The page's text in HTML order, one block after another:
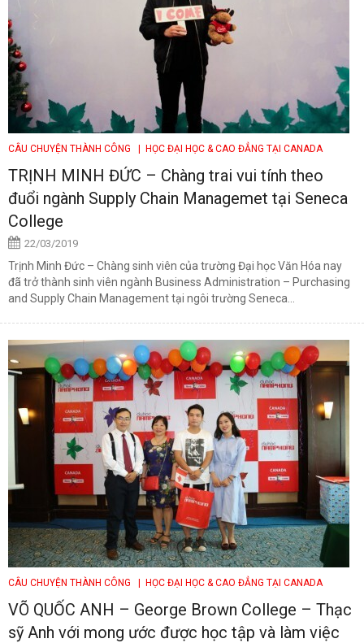
CÂU CHUYỆN THÀNH CÔNG | HỌC ĐẠI HỌC & CAO ĐẲNG TẠI CANADA
TRỊNH MINH ĐỨC – Chàng trai vui tính theo
đuổi ngành Supply Chain Managemet tại Seneca
College
22/03/2019
Trịnh Minh Đức – Chàng sinh viên của trường Đại học Văn Hóa nay
đã trở thành sinh viên ngành Business Administration – Purchasing
and Supply Chain Management tại ngôi trường Seneca...
CÂU CHUYỆN THÀNH CÔNG | HỌC ĐẠI HỌC & CAO ĐẲNG TẠI CANADA
VÕ QUỐC ANH – George Brown College – Thạc
sỹ Anh với mong ước được học tập và làm việc